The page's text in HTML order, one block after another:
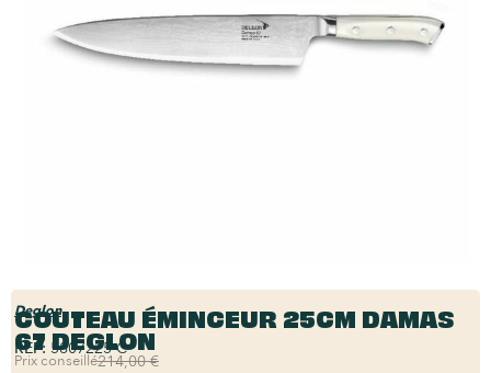
Deglon
COUTEAU ÉMINCEUR 25CM DAMAS
67 DEGLON
REF: 5807225-C
Prix conseillé214,00 €